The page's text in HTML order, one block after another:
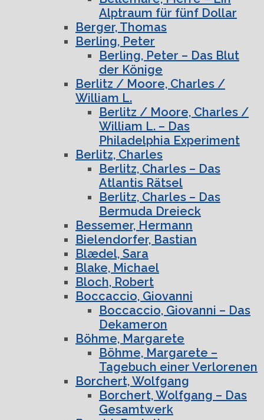
Alptraum für fünf Dollar
Berger, Thomas
Berling, Peter
Berling, Peter – Das Blut
der Könige
Berlitz / Moore, Charles /
William L.
Berlitz / Moore, Charles /
William L. – Das
Philadelphia Experiment
Berlitz, Charles
Berlitz, Charles – Das
Atlantis Rätsel
Berlitz, Charles – Das
Bermuda Dreieck
Bessemer, Hermann
Bielendorfer, Bastian
Blædel, Sara
Blake, Michael
Bloch, Robert
Boccaccio, Giovanni
Boccaccio, Giovanni – Das
Dekameron
Böhme, Margarete
Böhme, Margarete –
Tagebuch einer Verlorenen
Borchert, Wolfgang
Borchert, Wolfgang – Das
Gesamtwerk